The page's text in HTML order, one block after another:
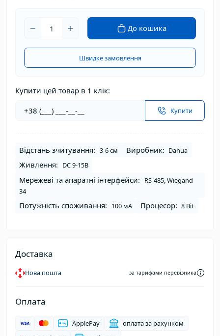
До кошика
Швидке замовлення
Купити цей товар в 1 клік:
Купити
Відстань зчитування: 3-6 см Виробник: Dahua
Живлення: DC 9-15В
Мережеві та апаратні інтерфейси:
RS-485, Wiegand
34
Потужність споживання: 100 мА Процесор: 8 Bit
Доставка
Нова пошта за тарифами перевізника
Оплата
ApplePay
оплата за рахунком